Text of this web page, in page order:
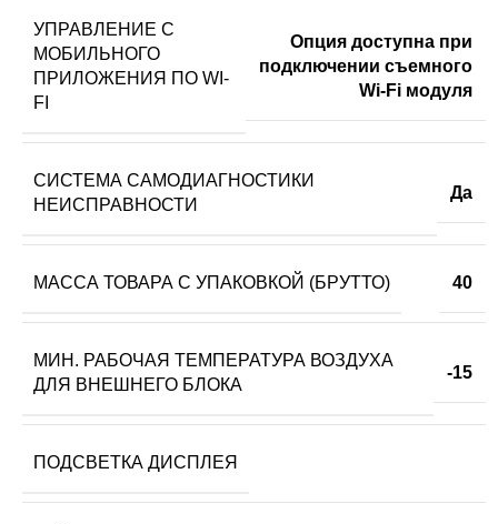
УПРАВЛЕНИЕ C
МОБИЛЬНОГО
ПРИЛОЖЕНИЯ ПО WI-
FI
Опция доступна при
подключении съемного
Wi-Fi модуля
СИСТЕМА САМОДИАГНОСТИКИ
НЕИСПРАВНОСТИ
Да
МАССА ТОВАРА С УПАКОВКОЙ (БРУТТО) 40
МИН. РАБОЧАЯ ТЕМПЕРАТУРА ВОЗДУХА
ДЛЯ ВНЕШНЕГО БЛОКА
-15
ПОДСВЕТКА ДИСПЛЕЯ